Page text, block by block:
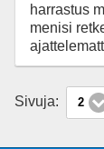
harrastus
menisi
Sivuja: 2